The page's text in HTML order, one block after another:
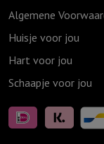
Algemene
Huisje voor jou
Hart voor jou
Schaapje voor jou